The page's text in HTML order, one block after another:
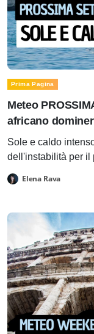
Prima Pagina
Meteo
africano
Sole e caldo
dell'instabilità per il
Elena Rava